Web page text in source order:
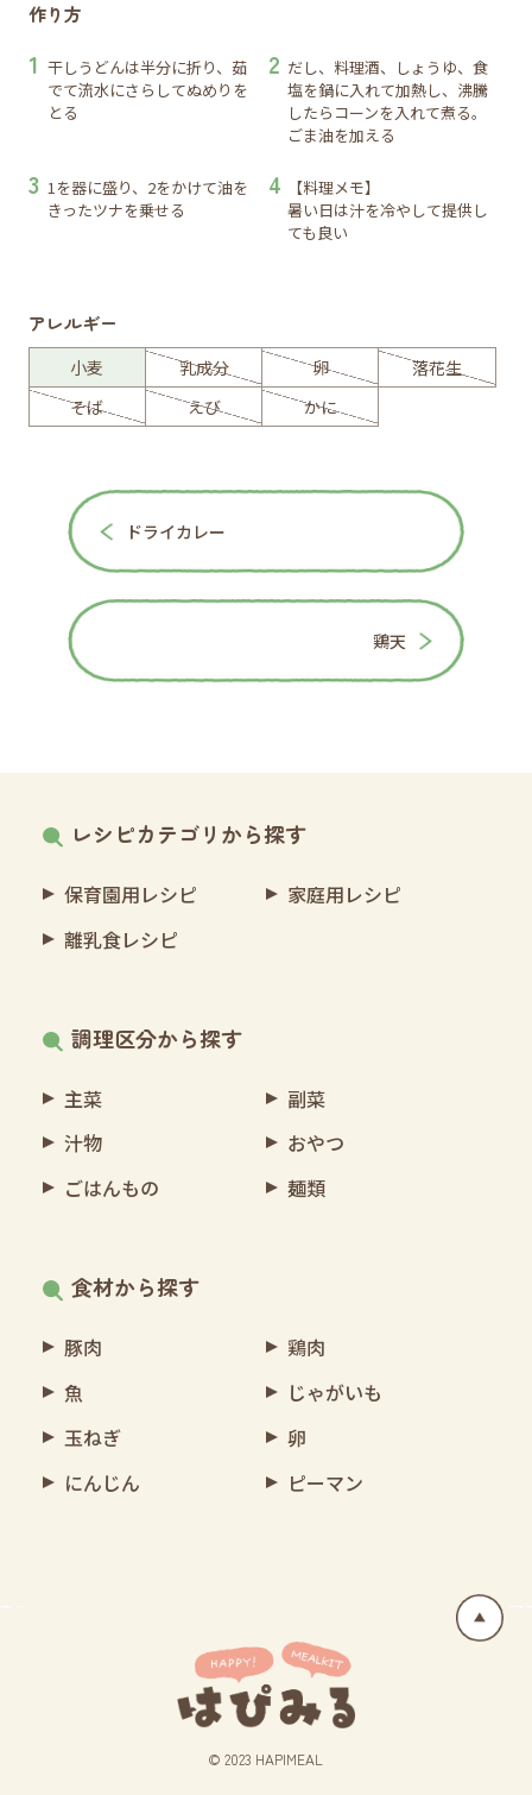
作り方
干しうどんは半分に折り、茹
でて流水にさらしてぬめりを
とる
だし、料理酒、しょうゆ、食
塩を鍋に入れて加熱し、沸騰
したらコーンを入れて煮る。
ごま油を加える
1を器に盛り、2をかけて油を
きったツナを乗せる
【料理メモ】
暑い日は汁を冷やして提供し
ても良い
アレルギー
小麦 乳成分 卵
落花生
そば
えび かに
ドライカレー
鶏天
レシピカテゴリから探す
保育園用レシピ
家庭用レシピ
離乳食レシピ
調理区分から探す
主菜
副菜
汁物
おやつ
ごはんもの
麺類
食材から探す
豚肉
鶏肉
魚
じゃがいも
玉ねぎ
卵
にんじん
ピーマン
© 2023 HAPIMEAL